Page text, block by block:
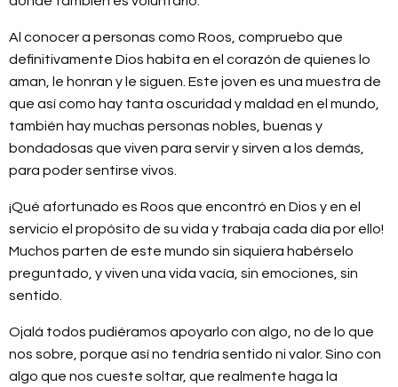
Al conocer a personas como Roos, compruebo que
definitivamente Dios habita en el corazón de quienes lo
aman, le honran y le siguen. Este joven es una muestra de
que así como hay tanta oscuridad y maldad en el mundo,
también hay muchas personas nobles, buenas y
bondadosas que viven para servir y sirven a los demás,
para poder sentirse vivos.
¡Qué afortunado es Roos que encontró en Dios y en el
servicio el propósito de su vida y trabaja cada día por ello!
Muchos parten de este mundo sin siquiera habérselo
preguntado, y viven una vida vacía, sin emociones, sin
sentido.
Ojalá todos pudiéramos apoyarlo con algo, no de lo que
nos sobre, porque así no tendría sentido ni valor. Sino con
algo que nos cueste soltar, que realmente haga la